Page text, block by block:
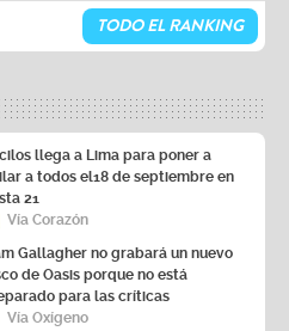
TODO EL RANKING
llega a Lima para poner a
a todos el18 de septiembre en
21
Vía Corazón
Gallagher no grabará un nuevo
de Oasis porque no está
para las críticas
Vía Oxígeno